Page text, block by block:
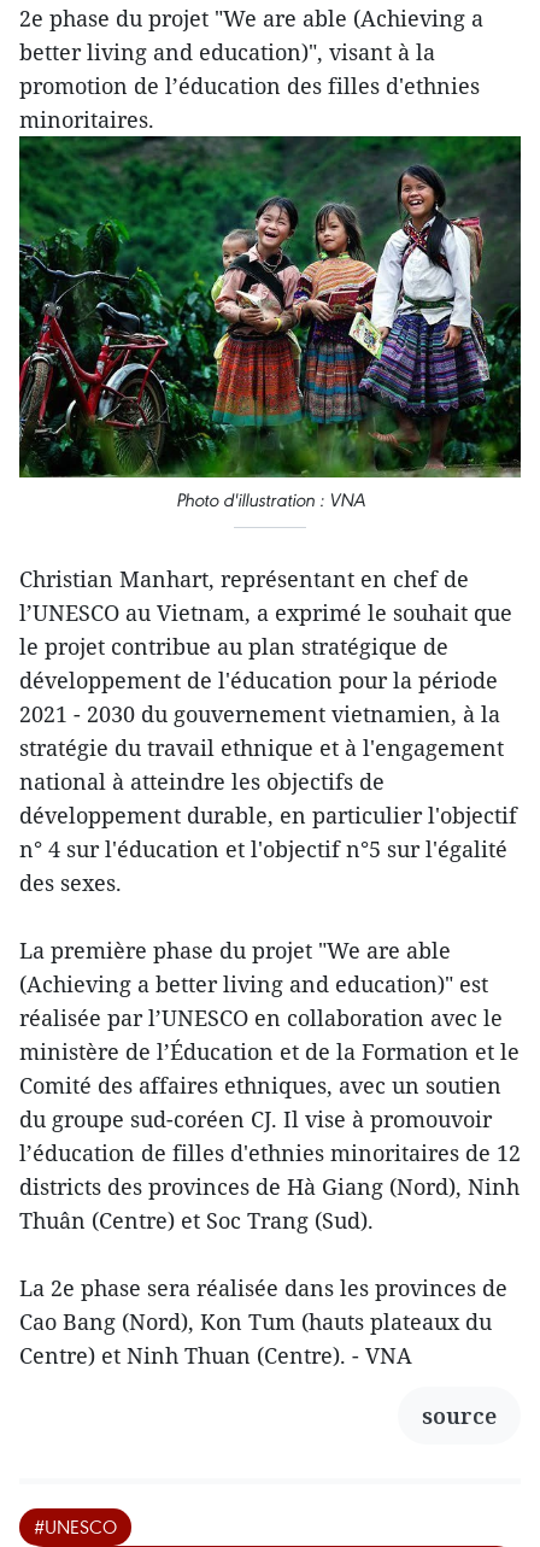
2e phase du projet "We are able (Achieving a
better living and education)", visant à la
promotion de l’éducation des filles d'ethnies
minoritaires.
Photo d'illustration : VNA
Christian Manhart, représentant en chef de
l’UNESCO au Vietnam, a exprimé le souhait que
le projet contribue au plan stratégique de
développement de l'éducation pour la période
2021 - 2030 du gouvernement vietnamien, à la
stratégie du travail ethnique et à l'engagement
national à atteindre les objectifs de
développement durable, en particulier l'objectif
n° 4 sur l'éducation et l'objectif n°5 sur l'égalité
des sexes.
La première phase du projet "We are able
(Achieving a better living and education)" est
réalisée par l’UNESCO en collaboration avec le
ministère de l’Éducation et de la Formation et le
Comité des affaires ethniques, avec un soutien
du groupe sud-coréen CJ. Il vise à promouvoir
l’éducation de filles d'ethnies minoritaires de 12
districts des provinces de Hà Giang (Nord), Ninh
Thuân (Centre) et Soc Trang (Sud).
La 2e phase sera réalisée dans les provinces de
Cao Bang (Nord), Kon Tum (hauts plateaux du
Centre) et Ninh Thuan (Centre). - VNA
source
#UNESCO